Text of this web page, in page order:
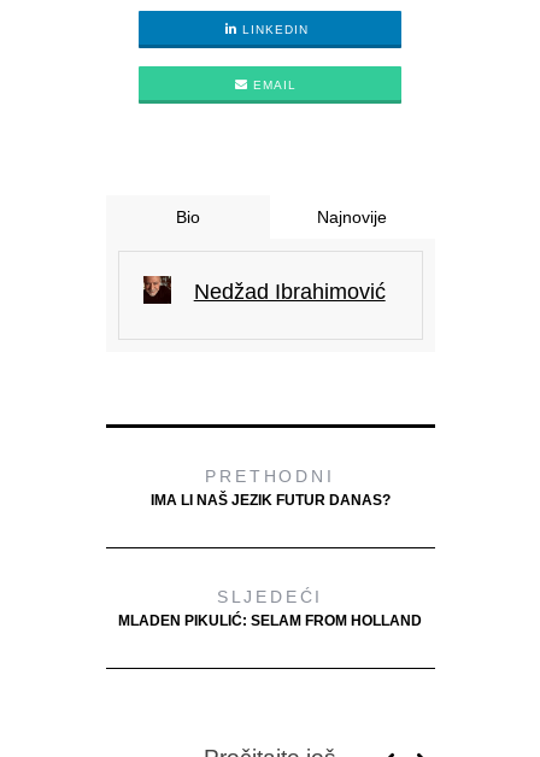
LINKEDIN
EMAIL
Bio Najnovije
Nedžad Ibrahimović
PRETHODNI
IMA LI NAŠ JEZIK FUTUR DANAS?
SLJEDEĆI
MLADEN PIKULIĆ: SELAM FROM HOLLAND